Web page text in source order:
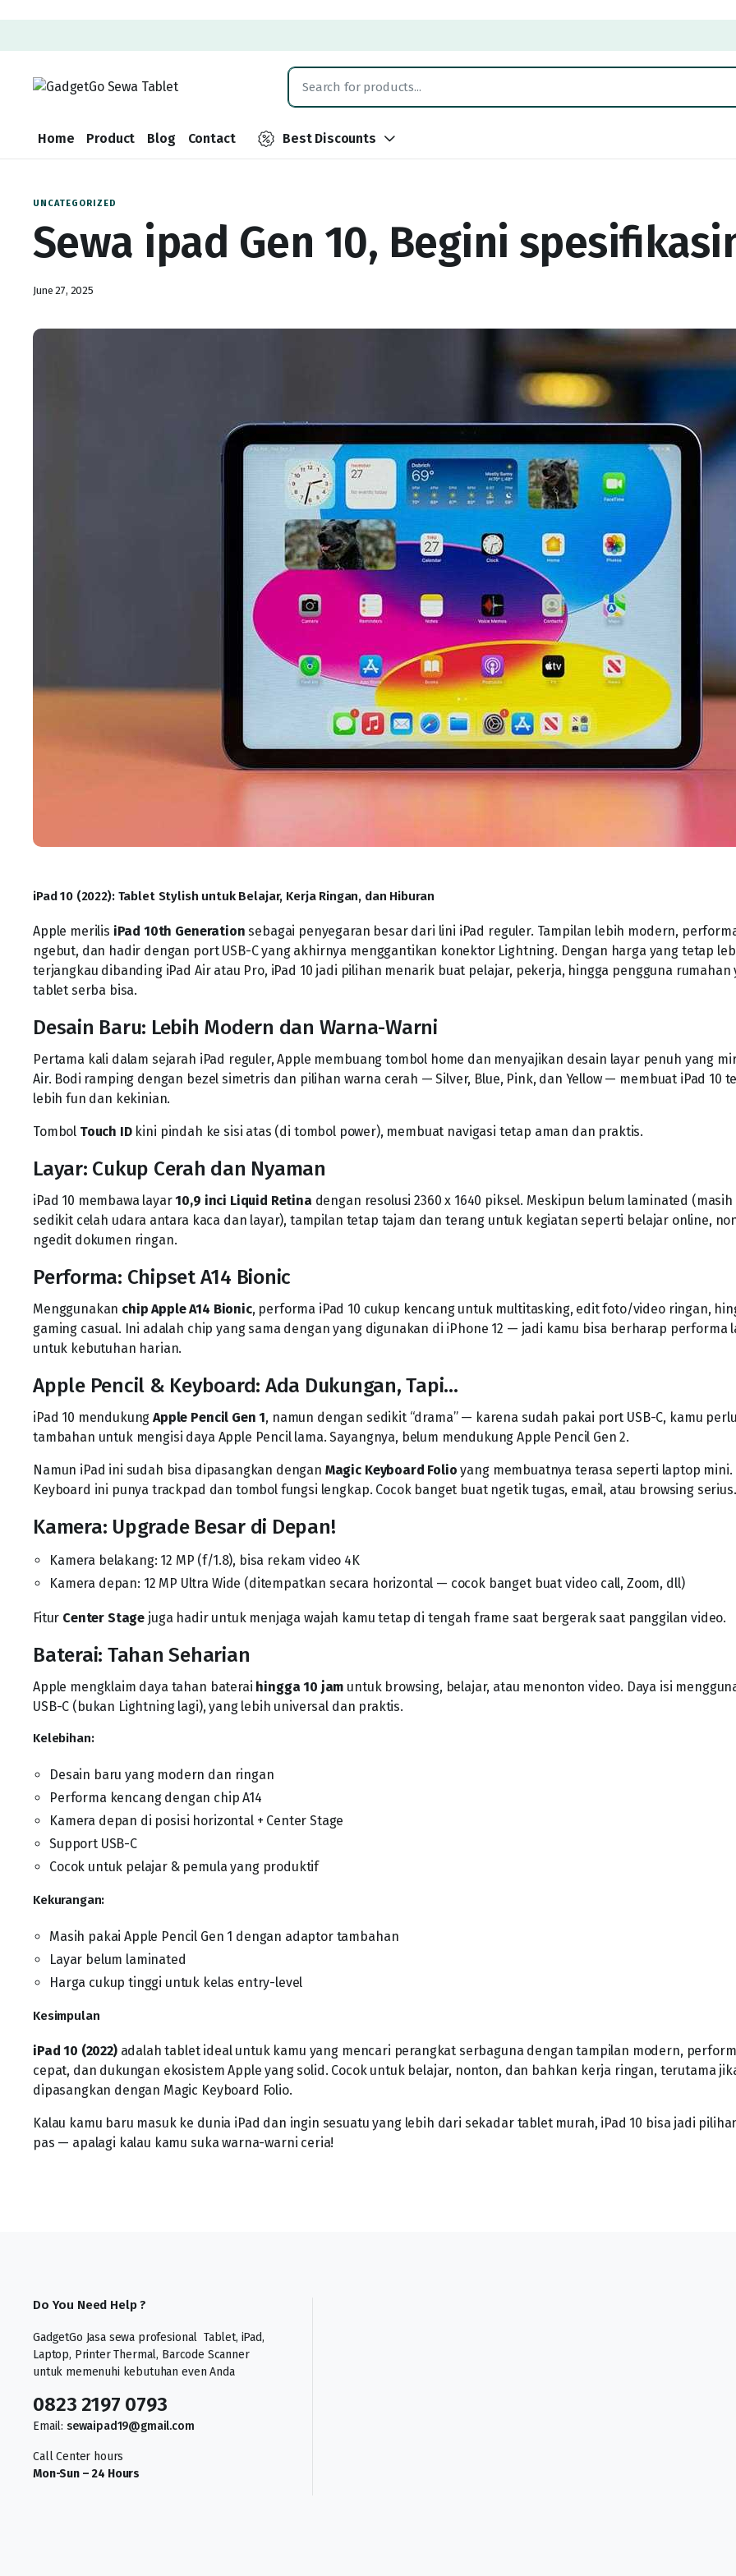
Home Product Blog Contact Best Discounts
UNCATEGORIZED
Sewa ipad Gen 10, Begini
June 27, 2025
iPad 10 (2022): Tablet Stylish untuk Belajar, Kerja Ringan, dan Hiburan
Apple merilis iPad 10th Generation sebagai penyegaran besar dari lini iPad reguler. Tampilan lebih modern,
ngebut, dan hadir dengan port USB-C yang akhirnya menggantikan konektor Lightning. Dengan harga yang tetap
terjangkau dibanding iPad Air atau Pro, iPad 10 jadi pilihan menarik buat pelajar, pekerja, hingga pengguna rumahan
tablet serba bisa.
Desain Baru: Lebih Modern dan Warna-Warni
Pertama kali dalam sejarah iPad reguler, Apple membuang tombol home dan menyajikan desain layar penuh yang
Air. Bodi ramping dengan bezel simetris dan pilihan warna cerah — Silver, Blue, Pink, dan Yellow — membuat iPad 10
lebih fun dan kekinian.
Tombol Touch IDkini pindah ke sisi atas (di tombol power), membuat navigasi tetap aman dan praktis.
Layar: Cukup Cerah dan Nyaman
iPad 10 membawa layar10,9 inci Liquid Retina dengan resolusi 2360 x 1640 piksel. Meskipun belum laminated (masih
sedikit celah udara antara kaca dan layar), tampilan tetap tajam dan terang untuk kegiatan seperti belajar online,
ngedit dokumen ringan.
Performa: Chipset A14 Bionic
Menggunakan chip Apple A14 Bionic, performa iPad 10 cukup kencang untuk multitasking, edit foto/video ringan,
gaming casual. Ini adalah chip yang sama dengan yang digunakan di iPhone 12 — jadi kamu bisa berharap performa
untuk kebutuhan harian.
Apple Pencil & Keyboard: Ada Dukungan, Tapi…
iPad 10 mendukungApple Pencil Gen 1, namun dengan sedikit “drama” — karena sudah pakai port USB-C, kamu
tambahan untuk mengisi daya Apple Pencil lama. Sayangnya, belum mendukung Apple Pencil Gen 2.
Namun iPad ini sudah bisa dipasangkan dengan Magic Keyboard Folio yang membuatnya terasa seperti laptop mini.
Keyboard ini punya trackpad dan tombol fungsi lengkap. Cocok banget buat ngetik tugas, email, atau browsing serius.
Kamera: Upgrade Besar di Depan!
Kamera belakang: 12 MP (f/1.8), bisa rekam video 4K
Kamera depan: 12 MP Ultra Wide (ditempatkan secara horizontal — cocok banget buat video call, Zoom, dll)
Fitur Center Stage juga hadir untuk menjaga wajah kamu tetap di tengah frame saat bergerak saat panggilan video.
Baterai: Tahan Seharian
Apple mengklaim daya tahan baterai hingga 10 jam untuk browsing, belajar, atau menonton video. Daya isi
USB-C (bukan Lightning lagi), yang lebih universal dan praktis.
Kelebihan:
Desain baru yang modern dan ringan
Performa kencang dengan chip A14
Kamera depan di posisi horizontal + Center Stage
Support USB-C
Cocok untuk pelajar & pemula yang produktif
Kekurangan:
Masih pakai Apple Pencil Gen 1 dengan adaptor tambahan
Layar belum laminated
Harga cukup tinggi untuk kelas entry-level
Kesimpulan
iPad 10 (2022)adalah tablet ideal untuk kamu yang mencari perangkat serbaguna dengan tampilan modern,
cepat, dan dukungan ekosistem Apple yang solid. Cocok untuk belajar, nonton, dan bahkan kerja ringan, terutama
dipasangkan dengan Magic Keyboard Folio.
Kalau kamu baru masuk ke dunia iPad dan ingin sesuatu yang lebih dari sekadar tablet murah, iPad 10 bisa jadi
pas — apalagi kalau kamu suka warna-warni ceria!
Do You Need Help ?
GadgetGo Jasa sewa profesional Tablet, iPad,
Laptop, Printer Thermal, Barcode Scanner
untuk memenuhi kebutuhan even Anda
0823 2197 0793
Email: sewaipad19@gmail.com
Call Center hours
Mon-Sun – 24 Hours